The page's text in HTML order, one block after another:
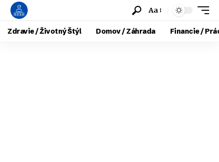
Aa
Zdravie / Životný Štýl Domov / Záhrada Financie /